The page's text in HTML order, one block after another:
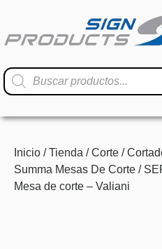
Inicio /Tienda /Corte /
Summa Mesas De Corte /
Mesa de corte – Valiani